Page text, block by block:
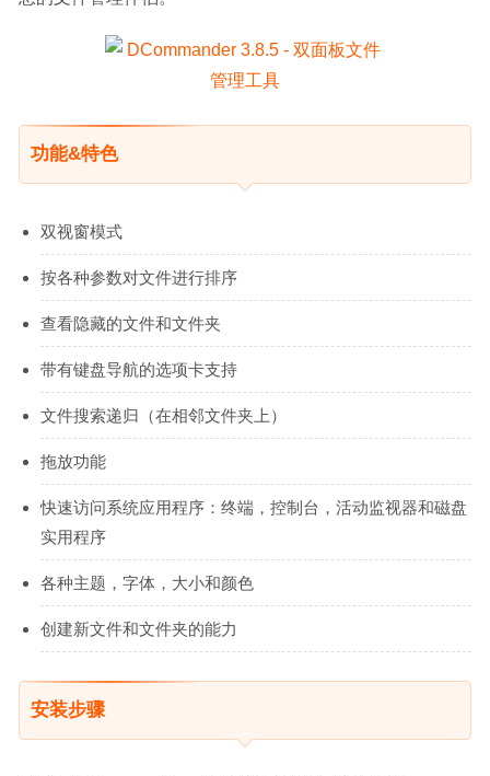
功能&特色
双视窗模式
按各种参数对文件进行排序
查看隐藏的文件和文件夹
带有键盘导航的选项卡支持
文件搜索递归（在相邻文件夹上）
拖放功能
快速访问系统应用程序：终端，控制台，活动监视器和磁盘
实用程序
各种主题，字体，大小和颜色
创建新文件和文件夹的能力
安装步骤